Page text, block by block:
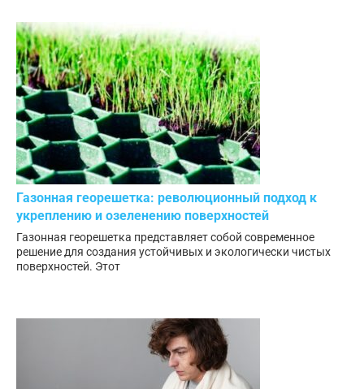
Газонная георешетка: революционный подход к
укреплению и озеленению поверхностей
Газонная георешетка представляет собой современное
решение для создания устойчивых и экологически чистых
поверхностей. Этот